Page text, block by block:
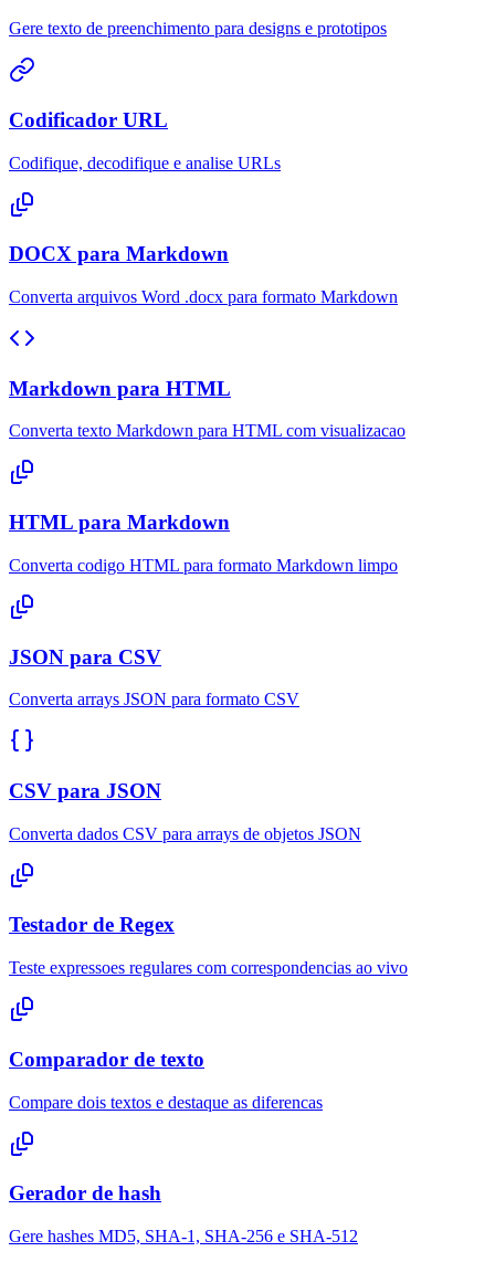
Gere texto de preenchimento para designs e prototipos
Codificador URL
Codifique, decodifique e analise URLs
DOCX para Markdown
Converta arquivos Word .docx para formato Markdown
Markdown para HTML
Converta texto Markdown para HTML com visualizacao
HTML para Markdown
Converta codigo HTML para formato Markdown limpo
JSON para CSV
Converta arrays JSON para formato CSV
CSV para JSON
Converta dados CSV para arrays de objetos JSON
Testador de Regex
Teste expressoes regulares com correspondencias ao vivo
Comparador de texto
Compare dois textos e destaque as diferencas
Gerador de hash
Gere hashes MD5, SHA-1, SHA-256 e SHA-512